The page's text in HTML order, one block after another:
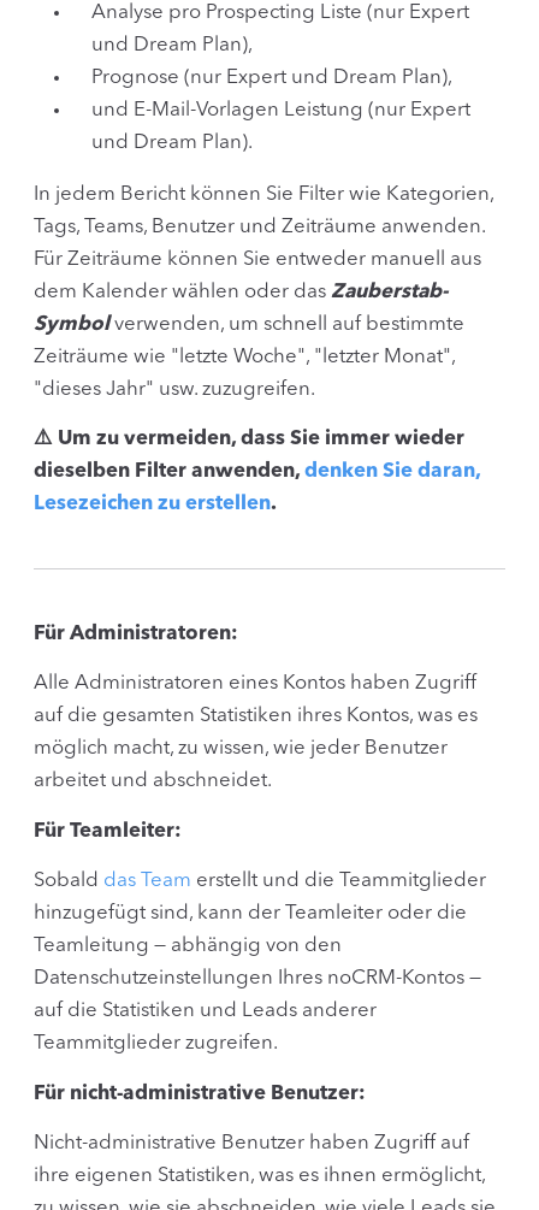
Analyse pro Prospecting Liste (nur Expert
und Dream Plan),
Prognose (nur Expert und Dream Plan),
und E-Mail-Vorlagen Leistung (nur Expert
und Dream Plan).
In jedem Bericht können Sie Filter wie Kategorien,
Tags, Teams, Benutzer und Zeiträume anwenden.
Für Zeiträume können Sie entweder manuell aus
dem Kalender wählen oder das Zauberstab-
Symbolverwenden, um schnell auf bestimmte
Zeiträume wie "letzte Woche", "letzter Monat",
"dieses Jahr" usw. zuzugreifen.
⚠️ Um zu vermeiden, dass Sie immer wieder
dieselben Filter anwenden, denken Sie daran,
Lesezeichen zu erstellen.
Für Administratoren:
Alle Administratoren eines Kontos haben Zugriff
auf die gesamten Statistiken ihres Kontos, was es
möglich macht, zu wissen, wie jeder Benutzer
arbeitet und abschneidet.
Für Teamleiter:
Sobald das Team erstellt und die Teammitglieder
hinzugefügt sind, kann der Teamleiter oder die
Teamleitung — abhängig von den
Datenschutzeinstellungen Ihres noCRM-Kontos —
auf die Statistiken und Leads anderer
Teammitglieder zugreifen.
Für nicht-administrative Benutzer:
Nicht-administrative Benutzer haben Zugriff auf
ihre eigenen Statistiken, was es ihnen ermöglicht,